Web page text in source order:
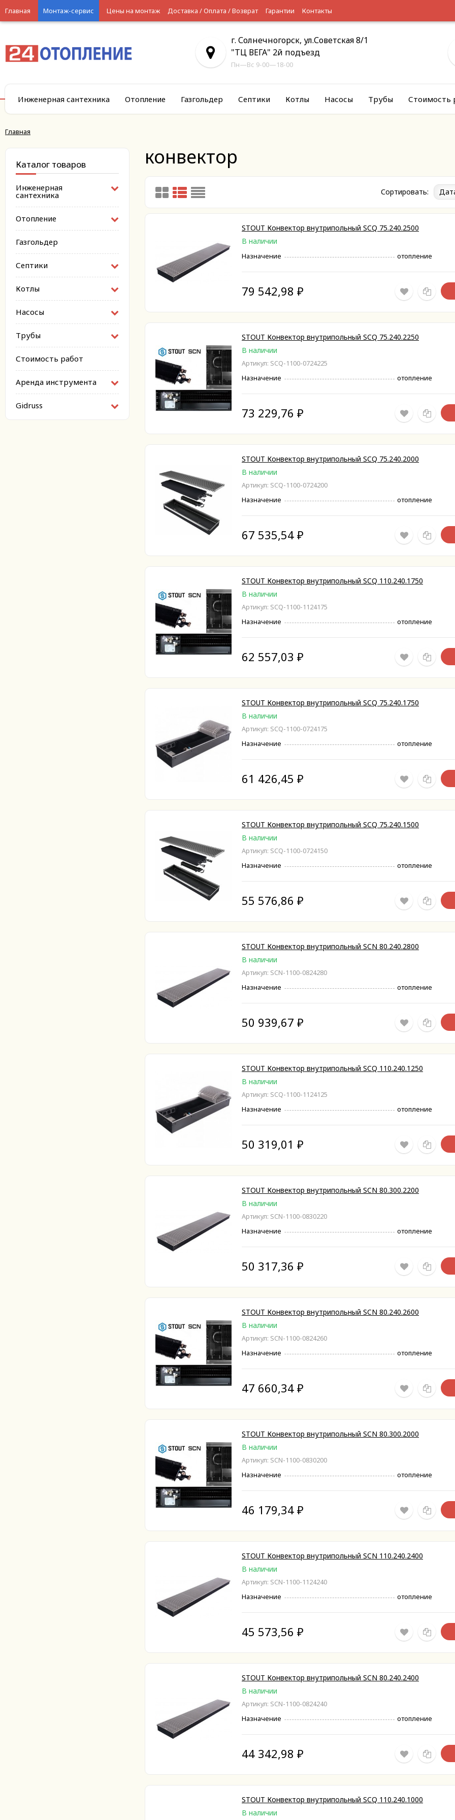
Главная Монтаж-сервис Цены на монтаж Доставка / Оплата / Возврат Гарантии Контакты
г. Солнечногорск, ул.Советская 8/1
"ТЦ ВЕГА" 2й подъезд
Пн—Вс 9-00—18-00
Инженерная сантехника Отопление Газгольдер Септики Котлы Насосы Трубы Стоимость
Главная
Каталог товаров
Инженерная
сантехника
Отопление
Газгольдер
Септики
Котлы
Насосы
Трубы
Стоимость работ
Аренда инструмента
Gidruss
конвектор
Сортировать:
STOUT Конвектор внутрипольный SCQ 75.240.2500
В наличии
Назначение отопление
79 542,98 ₽
STOUT Конвектор внутрипольный SCQ 75.240.2250
В наличии
Артикул: SCQ-1100-0724225
Назначение отопление
73 229,76 ₽
STOUT Конвектор внутрипольный SCQ 75.240.2000
В наличии
Артикул: SCQ-1100-0724200
Назначение отопление
67 535,54 ₽
STOUT Конвектор внутрипольный SCQ 110.240.1750
В наличии
Артикул: SCQ-1100-1124175
Назначение отопление
62 557,03 ₽
STOUT Конвектор внутрипольный SCQ 75.240.1750
В наличии
Артикул: SCQ-1100-0724175
Назначение отопление
61 426,45 ₽
STOUT Конвектор внутрипольный SCQ 75.240.1500
В наличии
Артикул: SCQ-1100-0724150
Назначение отопление
55 576,86 ₽
STOUT Конвектор внутрипольный SCN 80.240.2800
В наличии
Артикул: SCN-1100-0824280
Назначение отопление
50 939,67 ₽
STOUT Конвектор внутрипольный SCQ 110.240.1250
В наличии
Артикул: SCQ-1100-1124125
Назначение отопление
50 319,01 ₽
STOUT Конвектор внутрипольный SCN 80.300.2200
В наличии
Артикул: SCN-1100-0830220
Назначение отопление
50 317,36 ₽
STOUT Конвектор внутрипольный SCN 80.240.2600
В наличии
Артикул: SCN-1100-0824260
Назначение отопление
47 660,34 ₽
STOUT Конвектор внутрипольный SCN 80.300.2000
В наличии
Артикул: SCN-1100-0830200
Назначение отопление
46 179,34 ₽
STOUT Конвектор внутрипольный SCN 110.240.2400
В наличии
Артикул: SCN-1100-1124240
Назначение отопление
45 573,56 ₽
STOUT Конвектор внутрипольный SCN 80.240.2400
В наличии
Артикул: SCN-1100-0824240
Назначение отопление
44 342,98 ₽
STOUT Конвектор внутрипольный SCQ 110.240.1000
В наличии